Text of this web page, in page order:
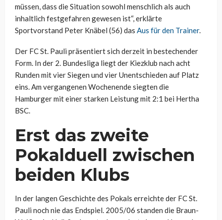
müssen, dass die Situation sowohl menschlich als auch
inhaltlich festgefahren gewesen ist“, erklärte
Sportvorstand Peter Knäbel (56) das Aus für den Trainer.
Der FC St. Pauli präsentiert sich derzeit in bestechender
Form. In der 2. Bundesliga liegt der Kiezklub nach acht
Runden mit vier Siegen und vier Unentschieden auf Platz
eins. Am vergangenen Wochenende siegten die
Hamburger mit einer starken Leistung mit 2:1 bei Hertha
BSC.
Erst das zweite
Pokalduell zwischen
beiden Klubs
In der langen Geschichte des Pokals erreichte der FC St.
Pauli noch nie das Endspiel. 2005/06 standen die Braun-